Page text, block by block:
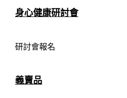
身心健康研討會
研討會報名
義賣品